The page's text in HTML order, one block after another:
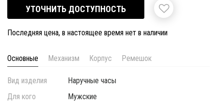
УТОЧНИТЬ ДОСТУПНОСТЬ
Последняя цена, в настоящее время нет в наличии
Основные Механизм Корпус Ремешок
Вид изделия
Наручные часы
Для кого
Мужские